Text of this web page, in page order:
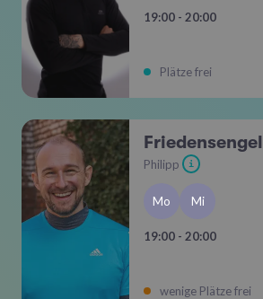
19:00 - 20:00
Plätze frei
Friedensengel
Philipp i
Mo Mi
19:00 - 20:00
wenige Plätze frei